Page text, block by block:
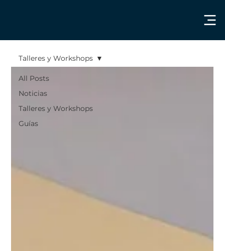
All Posts
Noticias
Talleres y Workshops
Guías
Talleres y Workshops